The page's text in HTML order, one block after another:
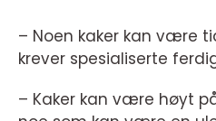
– Noen kaker kan være
krever spesialiserte
– Kaker kan være høyt